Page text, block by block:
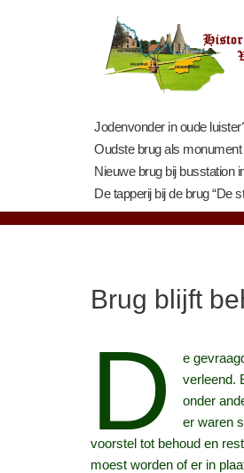
Jodenvonder in oude
Oudste brug als
Nieuwe brug bij busstation
De tapperij bij de brug “De
Brug blijft
D
e
verleend.
onder
er waren
voorstel tot behoud en
moest worden of er in